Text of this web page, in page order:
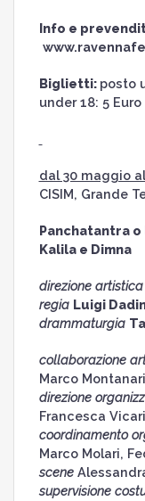
Info e
Biglietti: posto
under 18: 5 Euro
dal 30 maggio
CISIM, Grande
Panchatantra
Kalila e Dimna
direzione artistica
regia Luigi
drammaturgia
collaborazione
Marco
direzione
Francesca Vicari
coordinamento
Marco Molari,
scene
supervisione